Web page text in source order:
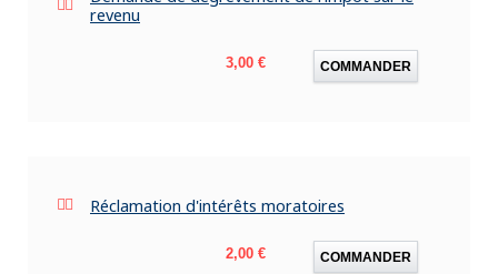
revenu
Prix
3,00 € COMMANDER
Réclamation d'intérêts moratoires
Prix
2,00 € COMMANDER